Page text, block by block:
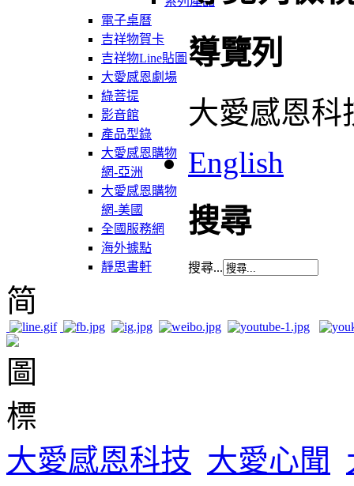
電子桌曆
吉祥物賀卡
吉祥物Line貼圖
大愛感恩劇場
綠菩提
影音館
產品型錄
大愛感恩購物
網-亞洲
大愛感恩購物
網-美國
全國服務網
海外據點
靜思書軒
導覽列
大愛感恩科
English
搜尋
搜尋...
简
大愛感恩科技 大愛心聞